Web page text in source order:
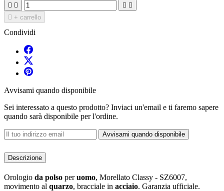
   
 + carrello
Condividi
Avvisami quando disponibile
Sei interessato a questo prodotto? Inviaci un'email e ti faremo sapere
quando sarà disponibile per l'ordine.
Avvisami quando disponibile
Descrizione
Orologio da polso peruomo, Morellato Classy - SZ6007,
movimento al quarzo, bracciale in acciaio. Garanzia ufficiale.